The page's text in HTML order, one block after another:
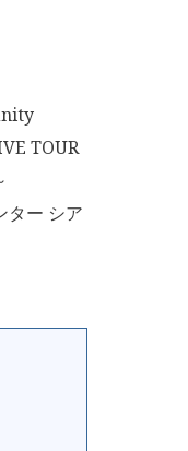
TOUR
ター シア